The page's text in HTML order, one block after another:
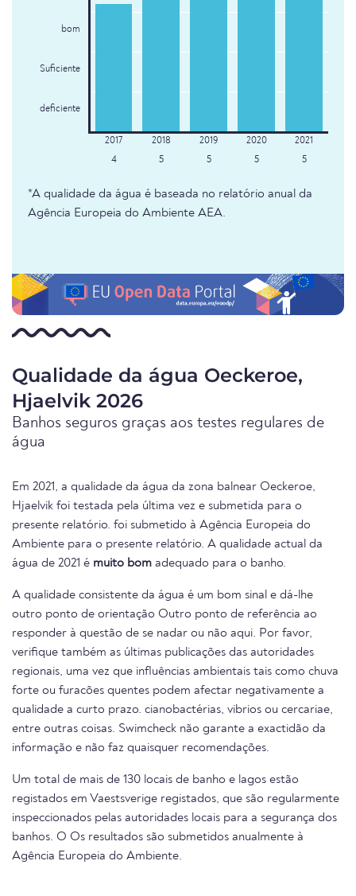
bom
Suficiente
deficiente
4 5 5 5 5
*A qualidade da água é baseada no relatório anual da
Agência Europeia do Ambiente AEA.
Qualidade da água Oeckeroe,
Hjaelvik 2026
Banhos seguros graças aos testes regulares de
água
Em 2021, a qualidade da água da zona balnear Oeckeroe,
Hjaelvik foi testada pela última vez e submetida para o
presente relatório. foi submetido à Agência Europeia do
Ambiente para o presente relatório. A qualidade actual da
água de 2021 é muito bom adequado para o banho.
A qualidade consistente da água é um bom sinal e dá-lhe
outro ponto de orientação Outro ponto de referência ao
responder à questão de se nadar ou não aqui. Por favor,
verifique também as últimas publicações das autoridades
regionais, uma vez que influências ambientais tais como chuva
forte ou furacões quentes podem afectar negativamente a
qualidade a curto prazo. cianobactérias, vibrios ou cercariae,
entre outras coisas. Swimcheck não garante a exactidão da
informação e não faz quaisquer recomendações.
Um total de mais de 130 locais de banho e lagos estão
registados em Vaestsverige registados, que são regularmente
inspeccionados pelas autoridades locais para a segurança dos
banhos. O Os resultados são submetidos anualmente à
Agência Europeia do Ambiente.